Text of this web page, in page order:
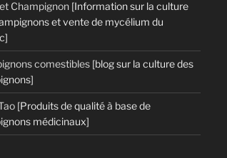
Champignon [Information sur la culture
et vente de mycélium du
comestibles [blog sur la culture des
[Produits de qualité à base de
médicinaux]
ici, vous
vous aider à cultiver les
à tout